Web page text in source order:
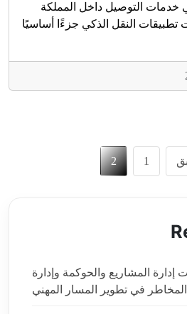
خدمات التوصيل داخل المملكة
تطبيقات النقل الذكي جزءًا أساسيًا
تعدد
صفحات
1
2
إدارة المشاريع والحوكمة وإدارة
المخاطر في تطوير المسار المهني